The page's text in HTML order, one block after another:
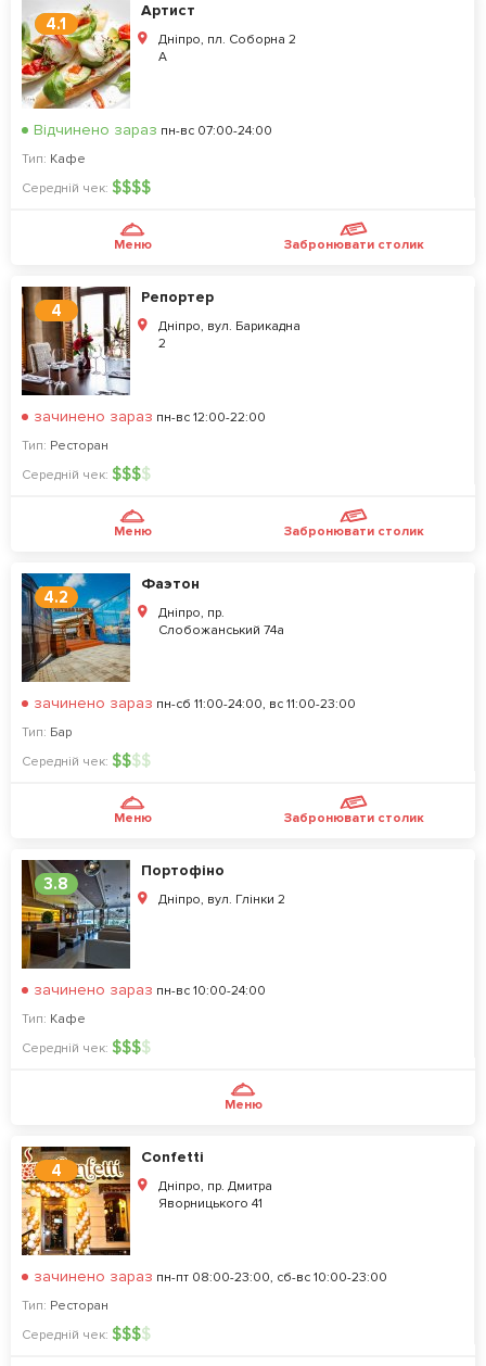
4.1
Артист
Дніпро, пл. Соборна 2
А
Відчинено зараз пн-вс 07:00-24:00
Тип: Кафе
Середній чек: $$$$
Меню Забронювати столик
4
Репортер
Дніпро, вул. Барикадна
2
зачинено зараз пн-вс 12:00-22:00
Тип: Ресторан
Середній чек: $$$$
Меню Забронювати столик
4.2
Фаэтон
Дніпро, пр.
Слобожанський 74а
зачинено зараз пн-сб 11:00-24:00, вс 11:00-23:00
Тип: Бар
Середній чек: $$$$
Меню Забронювати столик
3.8
Портофіно
Дніпро, вул. Глінки 2
зачинено зараз пн-вс 10:00-24:00
Тип: Кафе
Середній чек: $$$$
Меню
4
Confetti
Дніпро, пр. Дмитра
Яворницького 41
зачинено зараз пн-пт 08:00-23:00, сб-вс 10:00-23:00
Тип: Ресторан
Середній чек: $$$$